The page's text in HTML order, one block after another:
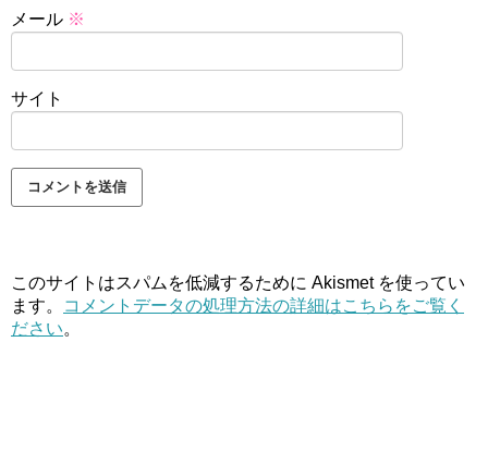
メール ※
サイト
このサイトはスパムを低減するために Akismet を使ってい
ます。
コメントデータの処理方法の詳細はこちらをご覧く
ださい。